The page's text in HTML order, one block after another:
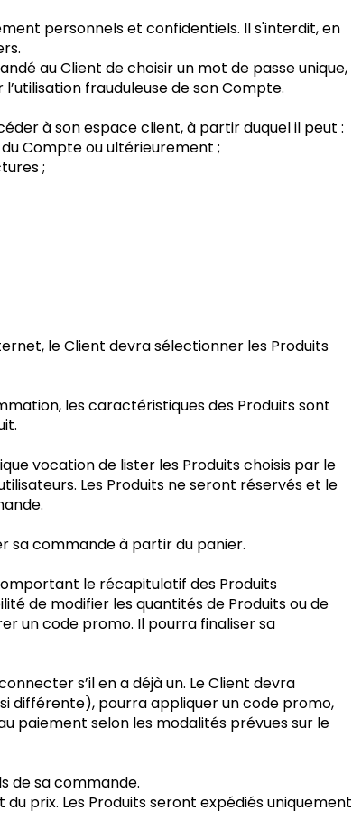
personnels et confidentiels. Il s'interdit, en
au Client de choisir un mot de passe unique,
frauduleuse de son Compte.
à son espace client, à partir duquel il peut :
Compte ou ultérieurement ;
;
le Client devra sélectionner les Produits
les caractéristiques des Produits sont
vocation de lister les Produits choisis par le
Les Produits ne seront réservés et le
sa commande à partir du panier.
le récapitulatif des Produits
de modifier les quantités de Produits ou de
un code promo. Il pourra finaliser sa
s’il en a déjà un. Le Client devra
différente), pourra appliquer un code promo,
paiement selon les modalités prévues sur le
de sa commande.
prix. Les Produits seront expédiés uniquement